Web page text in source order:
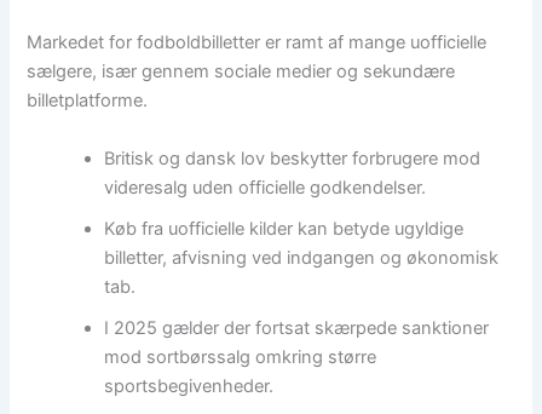
Markedet for fodboldbilletter er ramt af mange uofficielle
sælgere, især gennem sociale medier og sekundære
billetplatforme.
Britisk og dansk lov beskytter forbrugere mod
videresalg uden officielle godkendelser.
Køb fra uofficielle kilder kan betyde ugyldige
billetter, afvisning ved indgangen og økonomisk
tab.
I 2025 gælder der fortsat skærpede sanktioner
mod sortbørssalg omkring større
sportsbegivenheder.